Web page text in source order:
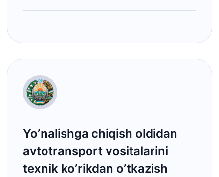
Yoʼnаlishgа chiqish oldidаn
аvtotrаnsport vositаlаrini
texnik koʼrikdаn oʼtkаzish